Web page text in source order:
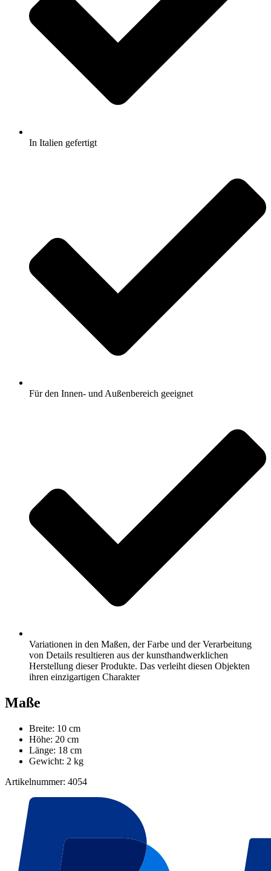
In Italien gefertigt
Für den Innen- und Außenbereich geeignet
Variationen in den Maßen, der Farbe und der Verarbeitung
von Details resultieren aus der kunsthandwerklichen
Herstellung dieser Produkte. Das verleiht diesen Objekten
ihren einzigartigen Charakter
Maße
Breite: 10 cm
Höhe: 20 cm
Länge: 18 cm
Gewicht: 2 kg
Artikelnummer: 4054